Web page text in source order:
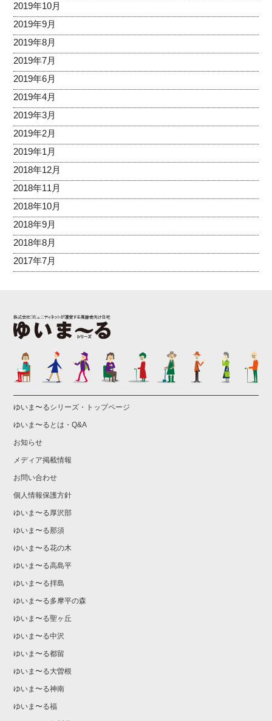
2019年10月
2019年9月
2019年8月
2019年7月
2019年6月
2019年4月
2019年3月
2019年2月
2019年1月
2018年12月
2018年11月
2018年10月
2018年9月
2018年8月
2017年7月
ゆいま〜るシリーズ・トップページ
ゆいま〜るとは・Q&A
お知らせ
メディア掲載情報
お問い合わせ
個人情報保護方針
ゆいま〜る厚沢部
ゆいま〜る那須
ゆいま〜る花の木
ゆいま〜る高島平
ゆいま〜る拝島
ゆいま〜る多摩平の森
ゆいま〜る聖ヶ丘
ゆいま〜る中沢
ゆいま〜る都留
ゆいま〜る大曽根
ゆいま〜る神南
ゆいま〜る福